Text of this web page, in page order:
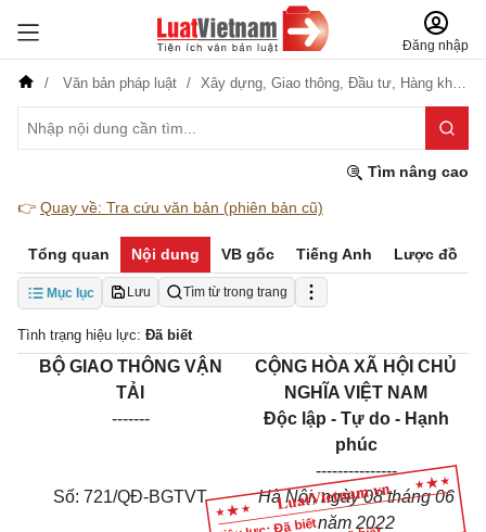
Đăng nhập
Văn bản pháp luật Xây dựng, Giao thông, Đầu tư, Hàng không
Tìm nâng cao
👉 Quay về: Tra cứu văn bản (phiên bản cũ)
Tổng quan Nội dung VB gốc Tiếng Anh Lược đồ
Mục lục Lưu Tìm từ trong trang
Tình trạng hiệu lực: Đã biết
BỘ GIAO THÔNG VẬN
TẢI
-------
CỘNG HÒA XÃ HỘI CHỦ
NGHĨA VIỆT NAM
Độc lập - Tự do - Hạnh
phúc
---------------
Số: 721/QĐ-BGTVT
Hà Nội, ngày 08 tháng 06
năm 2022